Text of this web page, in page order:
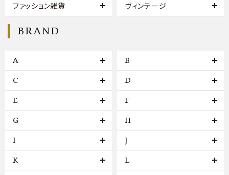
ファッション雑貨 ヴィンテージ
BRAND
A B
C D
E F
G H
I J
K L